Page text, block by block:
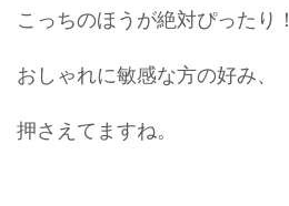
こっちのほうが絶対ぴったり！
おしゃれに敏感な方の好み、
押さえてますね。